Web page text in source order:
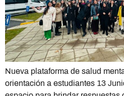
Nueva plataforma de salud
orientación a estudiantes 13